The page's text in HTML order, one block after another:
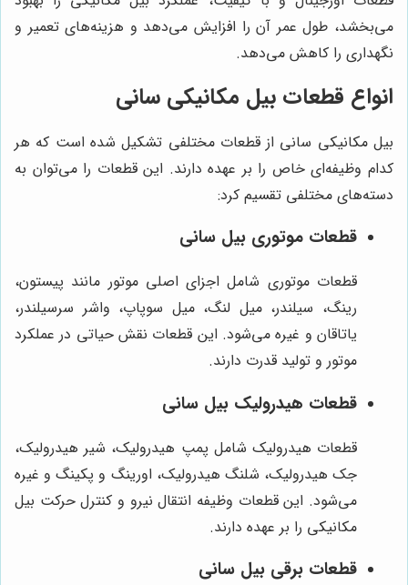
می‌بخشد، طول عمر آن را افزایش می‌دهد و هزینه‌های تعمیر و
نگهداری را کاهش می‌دهد.
انواع قطعات بیل مکانیکی سانی
بیل مکانیکی سانی از قطعات مختلفی تشکیل شده است که هر
کدام وظیفه‌ای خاص را بر عهده دارند. این قطعات را می‌توان به
دسته‌های مختلفی تقسیم کرد:
قطعات موتوری بیل سانی
قطعات موتوری شامل اجزای اصلی موتور مانند پیستون،
رینگ، سیلندر، میل لنگ، میل سوپاپ، واشر سرسیلندر،
یاتاقان و غیره می‌شود. این قطعات نقش حیاتی در عملکرد
موتور و تولید قدرت دارند.
قطعات هیدرولیک بیل سانی
قطعات هیدرولیک شامل پمپ هیدرولیک، شیر هیدرولیک،
جک هیدرولیک، شلنگ هیدرولیک، اورینگ و پکینگ و غیره
می‌شود. این قطعات وظیفه انتقال نیرو و کنترل حرکت بیل
مکانیکی را بر عهده دارند.
قطعات برقی بیل سانی